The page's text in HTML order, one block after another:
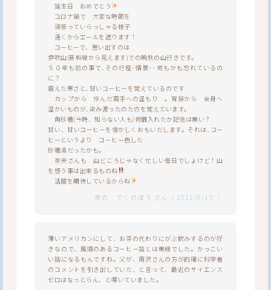
誕生日 おめでとう
コロナ禍で 大変な時節を
頑張っていらっしゃる様子
遠くからエールを送ります！
コーヒーで、思い出すのは
伊吹山(新幹線から見えます)での晩秋の山行きです。
５０年も前の事で､その行程･情景･･何もかも忘れているの
に？
震えた寒さと､甘いコーヒーを覚えているのです
カップから 悴んだ両手への温もり 。胃袋から 全身へ
温かいものが､染み渡ったのたのを覚えています。
角砂糖(今時、知らない人も)何個入れたか記憶は無い？
甘い、甘いコーヒーを懐かしくおもいだします。それは､コー
ヒーというより コーヒー色した
砂糖湯だったかも。
奈央さんも 山どころじゃなく忙しい毎日でしょけど！山
を想う事は出来るものね
活躍を期待しているからね
京の でくのぼう さん [ 2021/6/15 ]
薄いアメリカンにして、お茶の代わりにがぶ飲みするのが好
きなので、風情のあるコーヒー話とは無縁でした。かっこい
い話になるもんですね。父が、南沢さんの方が的確に科学者
のコメントを引き出していた、と言って、最近のサイエンス
ゼロはなっとらん、と嘆いていました。